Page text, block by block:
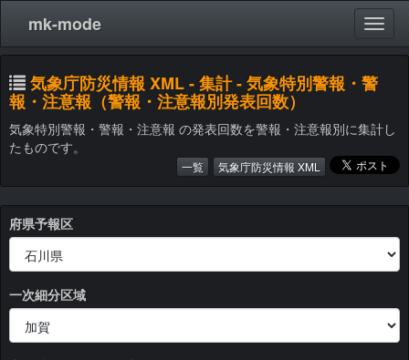
mk-mode
気象庁防災情報 XML - 集計 - 気象特別警報・警
報・注意報（警報・注意報別発表回数）
気象特別警報・警報・注意報 の発表回数を警報・注意報別に集計し
たものです。
一覧 気象庁防災情報 XML
府県予報区
一次細分区域